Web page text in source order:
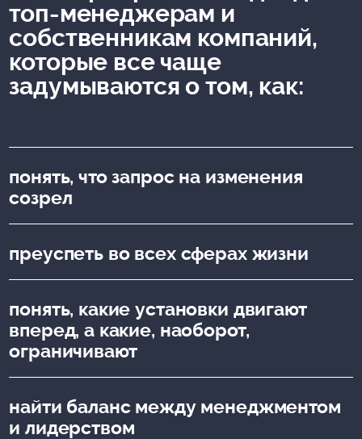
топ-менеджерам и
собственникам компаний,
которые все чаще
задумываются о том, как:
понять, что запрос на изменения
созрел
преуспеть во всех сферах жизни
понять, какие установки двигают
вперед, а какие, наоборот,
ограничивают
найти баланс между менеджментом
и лидерством